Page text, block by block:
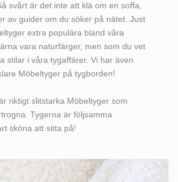
svårt är det inte att klä om en soffa,
av guider om du söker på nätet. Just
extra populära bland våra
vara naturfärger, men som du vet
stilar i våra tygaffärer. Vi har även
Möbeltyger på tygborden!
riktigt slitstarka Möbeltyger som
Tygerna är följsamma
sköna att sitta på!